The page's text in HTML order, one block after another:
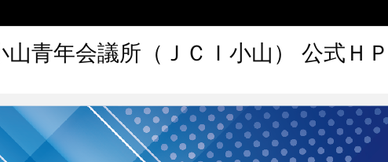
山青年会議所（ＪＣＩ小山） 公式ＨＰ